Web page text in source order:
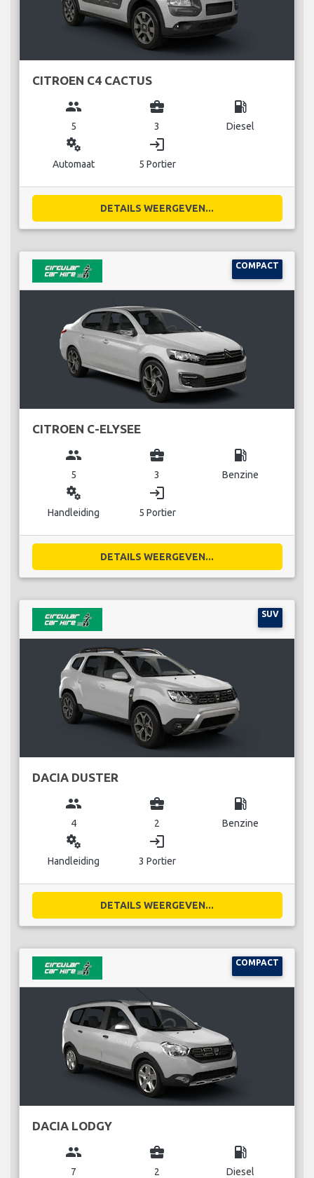
CITROEN C4 CACTUS
group
5
business_center
3
local_gas_station
Diesel
miscellaneous_services
Automaat
login
5 Portier
DETAILS WEERGEVEN...
COMPACT
CITROEN C-ELYSEE
group
5
business_center
3
local_gas_station
Benzine
miscellaneous_services
Handleiding
login
5 Portier
DETAILS WEERGEVEN...
SUV
DACIA DUSTER
group
4
business_center
2
local_gas_station
Benzine
miscellaneous_services
Handleiding
login
3 Portier
DETAILS WEERGEVEN...
COMPACT
DACIA LODGY
group
7
business_center
2
local_gas_station
Diesel